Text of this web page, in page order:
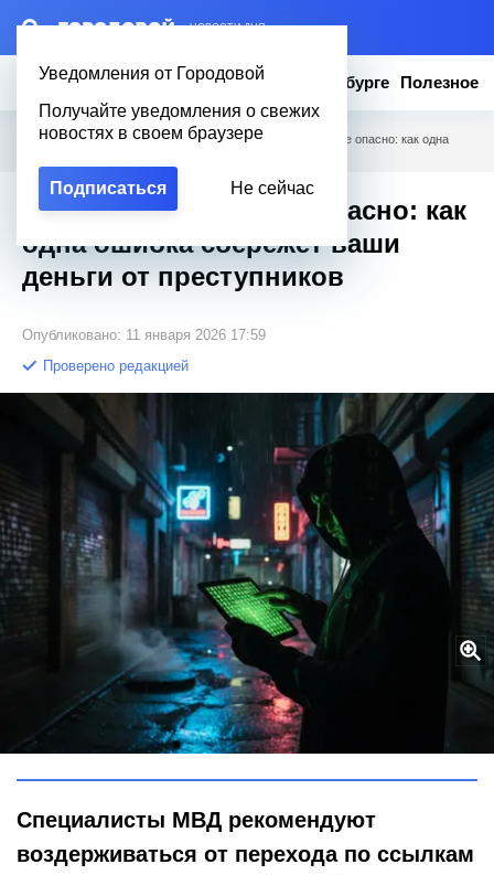
– НОВОСТИ ДНЯ
Уведомления от Городовой
Получайте уведомления о свежих
новостях в своем браузере
Подписаться Не сейчас
Новости Эксклюзив Вопросы о Петербурге Полезное
Городовой Новости Петербурга / Почему промедление опасно: как одна
Почему промедление опасно: как
одна ошибка сбережёт ваши
деньги от преступников
Опубликовано: 11 января 2026 17:59
Проверено редакцией
Почему промедление опасно: как одна ошибка сбережёт ваши
деньги от преступников
Городовой ру
Специалисты МВД рекомендуют
воздерживаться от перехода по ссылкам